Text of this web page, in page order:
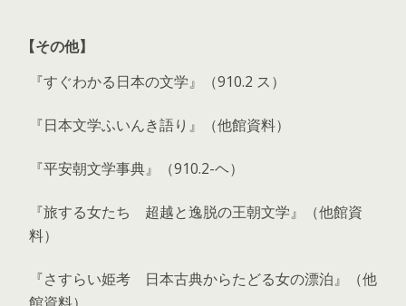
【その他】
『すぐわかる日本の文学』（910.2 ス）
『日本文学ふいんき語り』（他館資料）
『平安朝文学事典』（910.2-ヘ）
『旅する女たち 超越と逸脱の王朝文学』（他館資
料）
『さすらい姫考 日本古典からたどる女の漂泊』（他